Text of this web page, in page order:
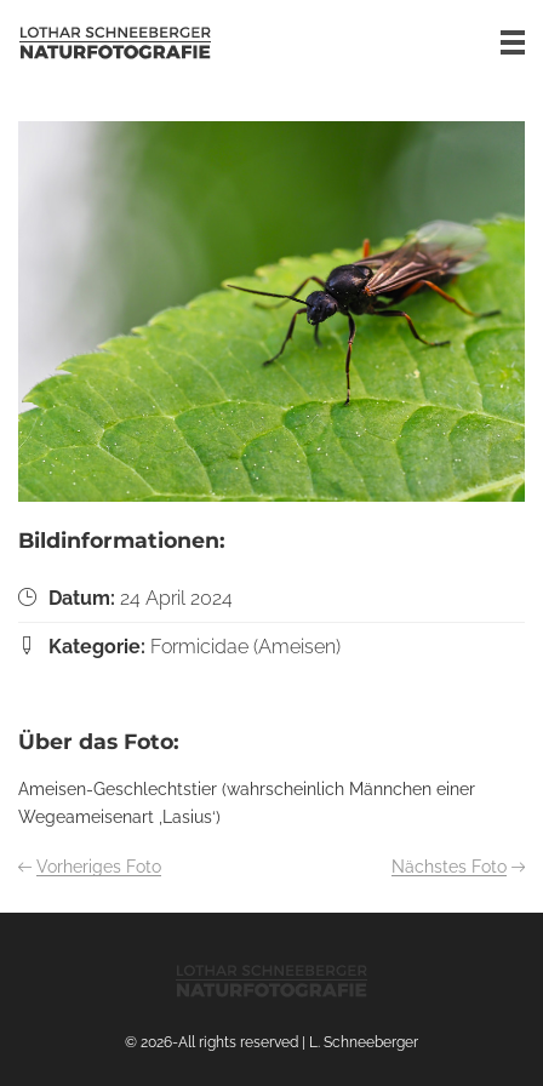
Bildinformationen:
Datum: 24 April 2024
Kategorie: Formicidae (Ameisen)
Über das Foto:
Ameisen-Geschlechtstier (wahrscheinlich Männchen einer
Wegeameisenart ‚Lasius‘)
Vorheriges Foto Nächstes Foto
© 2026-All rights reserved | L. Schneeberger